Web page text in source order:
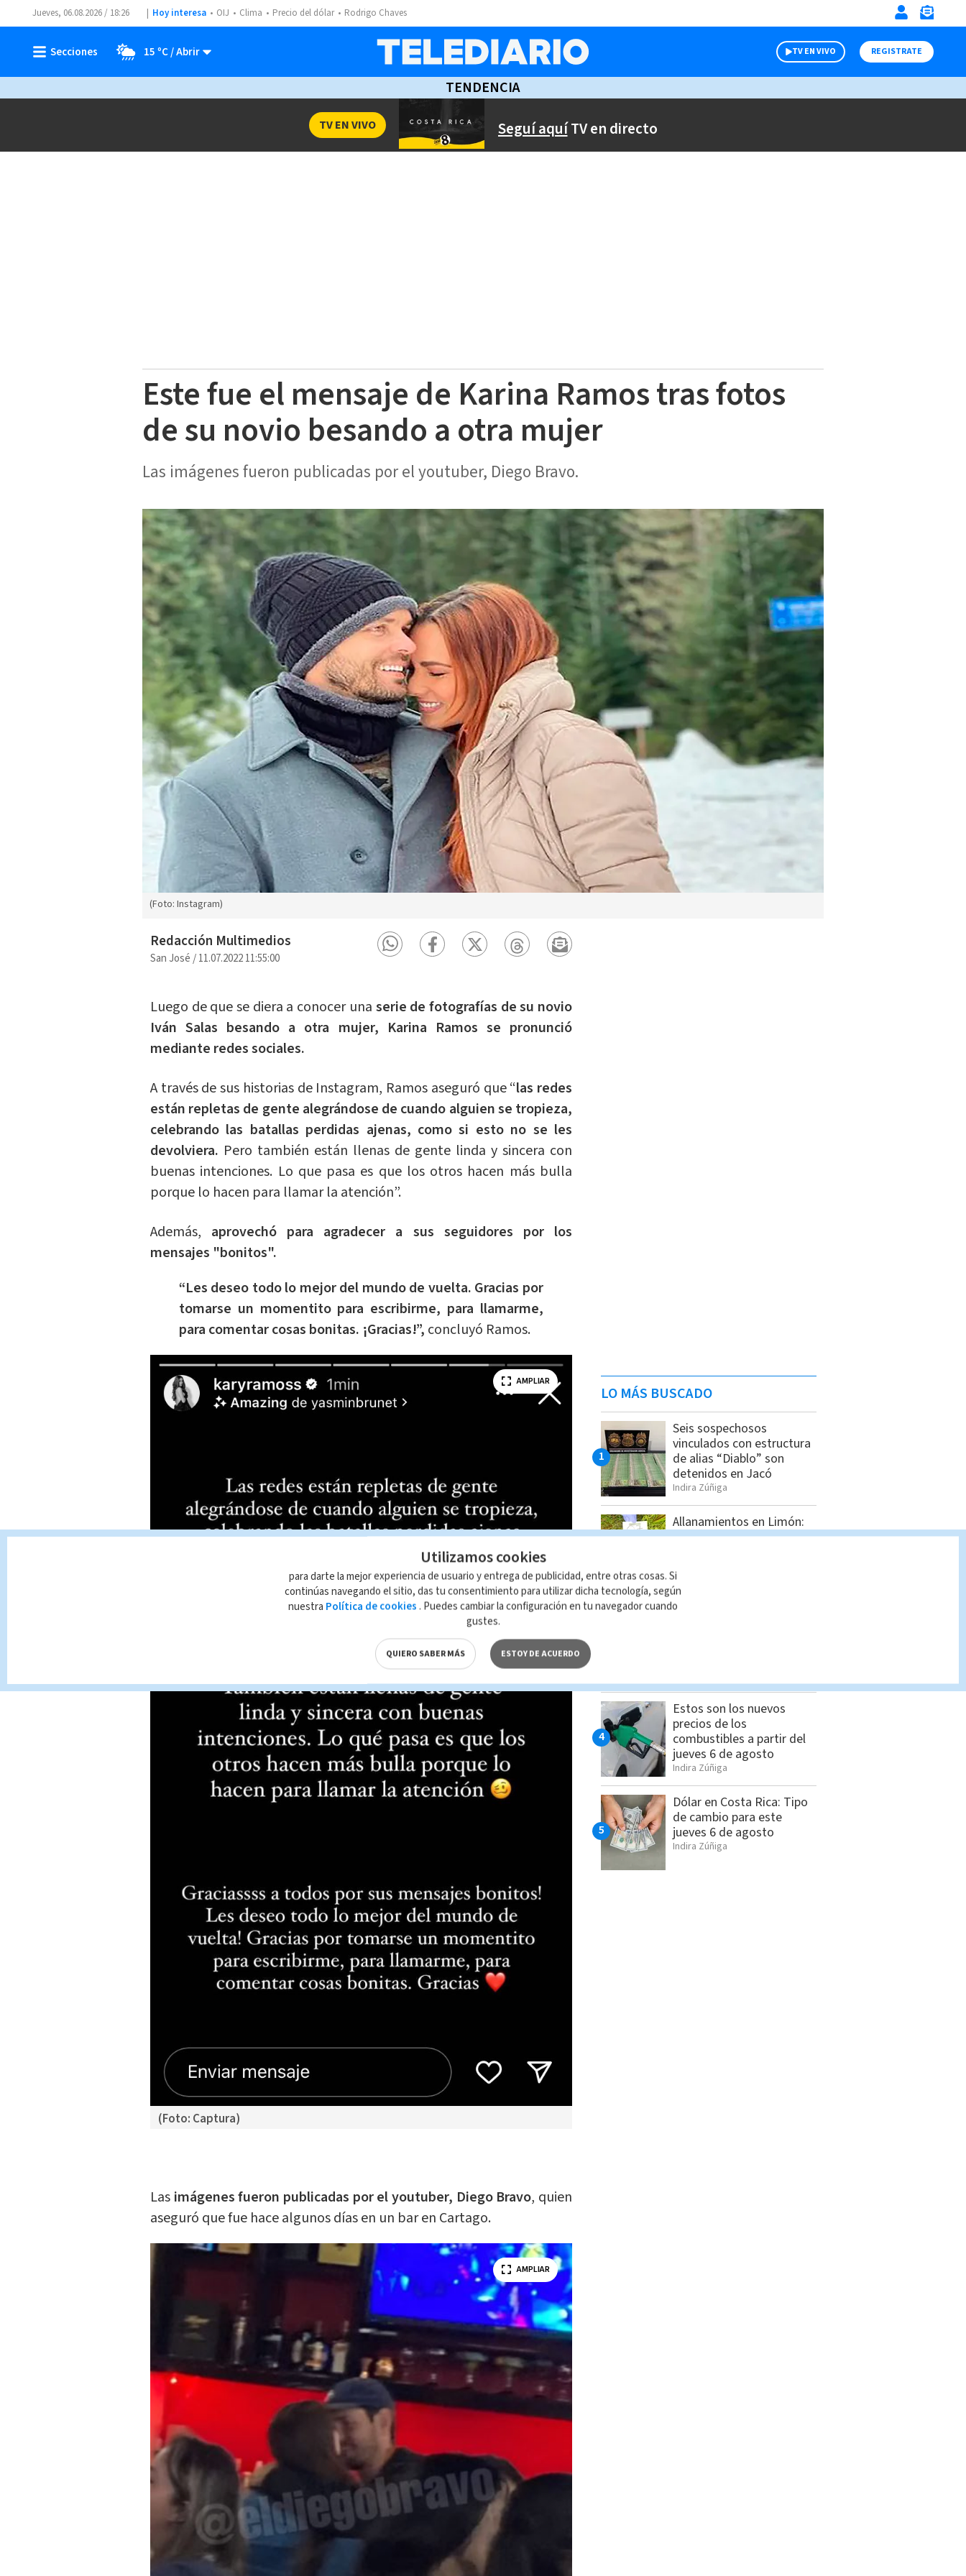
Jueves, 06.08.2026 / 18:26 Hoy interesa OIJ Clima Precio del dólar Rodrigo Chaves
15 ºC TV EN VIVO REGISTRATE
TENDENCIA
Seguí aquíTV en directo
TV EN VIVO
Este fue el mensaje de Karina Ramos tras fotos
de su novio besando a otra mujer
Las imágenes fueron publicadas por el youtuber, Diego Bravo.
(Foto: Instagram)
Redacción Multimedios
San José/11.07.2022 11:55:00
Luego de que se diera a conocer una serie de fotografías de su novio
Iván Salas besando a otra mujer, Karina Ramos se pronunció
mediante redes sociales.
A través de sus historias de Instagram, Ramos aseguró que “las redes
están repletas de gente alegrándose de cuando alguien se tropieza,
celebrando las batallas perdidas ajenas, como si esto no se les
devolviera. Pero también están llenas de gente linda y sincera con
buenas intenciones. Lo que pasa es que los otros hacen más bulla
porque lo hacen para llamar la atención”.
Además, aprovechó para agradecer a sus seguidores por los
mensajes "bonitos".
“Les deseo todo lo mejor del mundo de vuelta. Gracias por
tomarse un momentito para escribirme, para llamarme,
para comentar cosas bonitas. ¡Gracias!”, concluyó Ramos.
(Foto: Captura)
AMPLIAR
Las imágenes fueron publicadas por el youtuber, Diego Bravo, quien
aseguró que fue hace algunos días en un bar en Cartago.
AMPLIAR
LO MÁS BUSCADO
Seis sospechosos
vinculados con estructura
de alias “Diablo” son
detenidos en Jacó
Indira Zúñiga
Allanamientos en Limón:
Estos son los detenidos
Femicidio en Bagaces: OIJ
Estos son los nuevos
precios de los
combustibles a partir del
jueves 6 de agosto
Indira Zúñiga
Dólar en Costa Rica: Tipo
de cambio para este
jueves 6 de agosto
Indira Zúñiga
Utilizamos cookies
para darte la mejor experiencia de usuario y entrega de publicidad, entre otras cosas. Si
continúas navegando el sitio, das tu consentimiento para utilizar dicha tecnología, según
nuestra Política de cookies . Puedes cambiar la configuración en tu navegador cuando
gustes.
QUIERO SABER MÁS ESTOY DE ACUERDO